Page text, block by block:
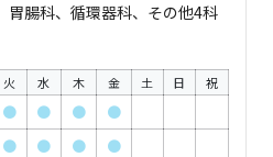
胃腸科、循環器科、その他4科
火 水 木 金 土 日 祝
● ● ●
●
● ● ● ●